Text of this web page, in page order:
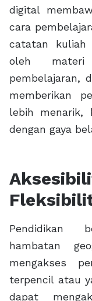
digital
cara
catatan kuliah
oleh
pembelajaran,
memberikan
lebih menarik,
dengan gaya
Pendidikan
hambatan
mengakses
terpencil atau
dapat